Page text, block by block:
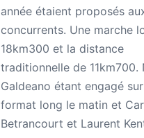
année étaient proposés
concurrents. Une marche
18km300 et la distance
traditionnelle de 11km700.
Galdeano étant engagé
format long le matin et
Betrancourt et Laurent